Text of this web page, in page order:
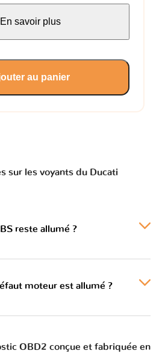
En savoir plus
au panier
sur les voyants du Ducati
reste allumé ?
moteur est allumé ?
OBD2 conçue et fabriquée en